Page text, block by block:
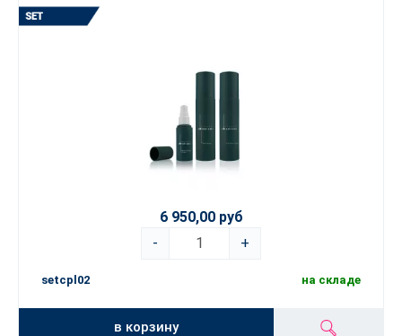
6 950,00 руб
-
+
setcpl02 на складе
в корзину